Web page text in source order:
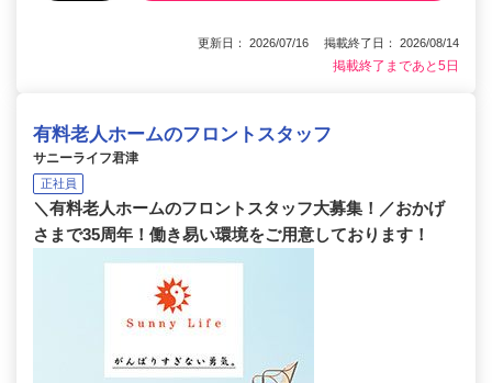
更新日： 2026/07/16 掲載終了日： 2026/08/14
掲載終了まであと5日
有料老人ホームのフロントスタッフ
サニーライフ君津
正社員
＼有料老人ホームのフロントスタッフ大募集！／おかげ
さまで35周年！働き易い環境をご用意しております！